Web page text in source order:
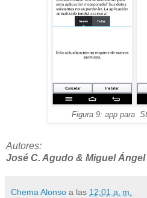
Figura 9: app para
Autores:
José C. Agudo & Miguel
Chema Alonso a las 12:01 a. m.